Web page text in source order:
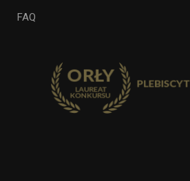
FAQ